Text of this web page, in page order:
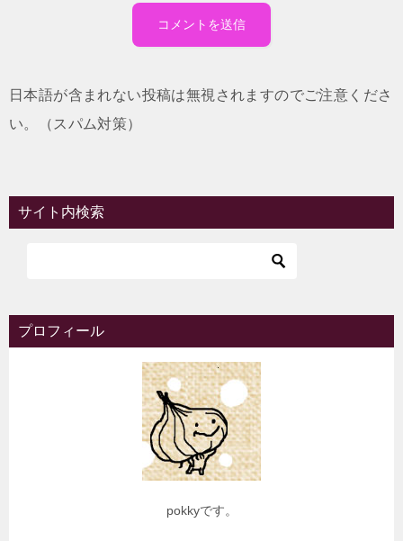
日本語が含まれない投稿は無視されますのでご注意くださ
い。（スパム対策）
サイト内検索
プロフィール
pokkyです。